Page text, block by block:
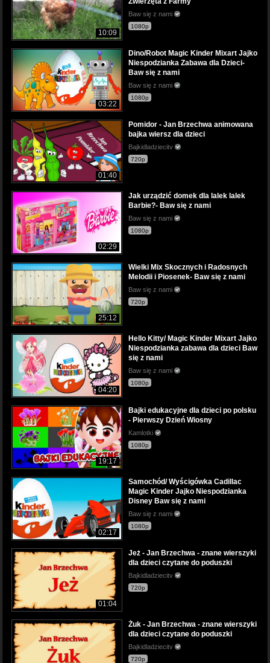
10:09
Baw się z nami
1080p
03:22
Dino/Robot Magic Kinder Mixart Jajko
Niespodzianka Zabawa dla Dzieci-
Baw się z nami
Baw się z nami
1080p
01:40
Pomidor - Jan Brzechwa animowana
bajka wiersz dla dzieci
Bajkidladziecitv
720p
02:29
Jak urządzić domek dla lalek lalek
Barbie?- Baw się z nami
Baw się z nami
1080p
25:12
Wielki Mix Skocznych i Radosnych
Melodii i Piosenek- Baw się z nami
Baw się z nami
720p
04:20
Hello Kitty/ Magic Kinder Mixart Jajko
Niespodzianka zabawa dla dzieci Baw
się z nami
Baw się z nami
1080p
19:17
Bajki edukacyjne dla dzieci po polsku
- Pierwszy Dzień Wiosny
Kamlotki
1080p
02:17
Samochód/ Wyścigówka Cadillac
Magic Kinder Jajko Niespodzianka
Disney Baw się z nami
Baw się z nami
1080p
01:04
Jeż - Jan Brzechwa - znane wierszyki
dla dzieci czytane do poduszki
Bajkidladziecitv
720p
Żuk - Jan Brzechwa - znane wierszyki
dla dzieci czytane do poduszki
Bajkidladziecitv
720p